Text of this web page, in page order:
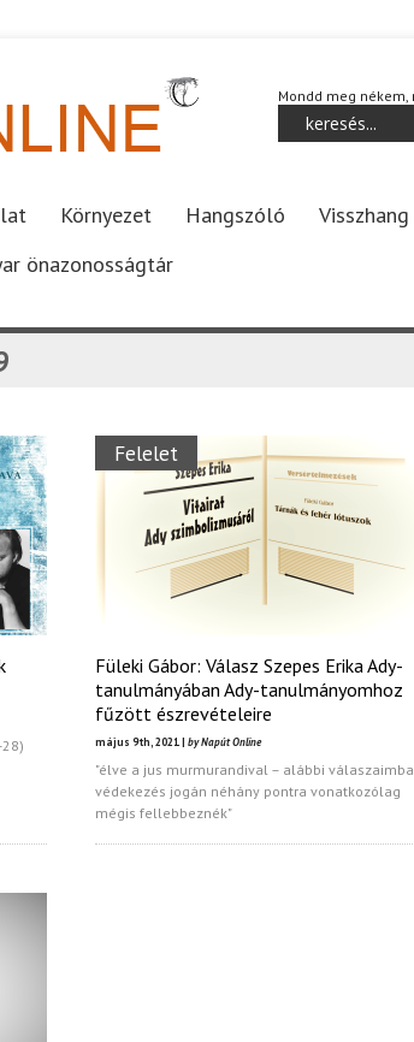
Mondd meg
Környezet Hangszóló Visszhang
önazonosságtár
28)
Felelet
Füleki Gábor: Válasz Szepes Erika Ady-
tanulmányában Ady-tanulmányomhoz
fűzött észrevételeire
május 9th, 2021 | by Napút Online
"élve a jus murmurandival – alábbi
védekezés jogán néhány pontra vonatkozólag
mégis fellebbeznék"